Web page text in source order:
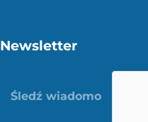
Newsletter